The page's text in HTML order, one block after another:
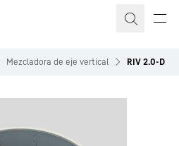
Mezcladora de eje vertical RIV 2.0-D